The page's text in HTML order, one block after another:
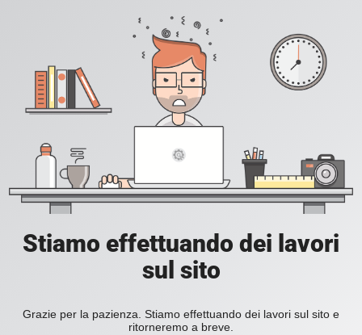
Stiamo effettuando dei lavori
sul sito
Grazie per la pazienza. Stiamo effettuando dei lavori sul sito e
ritorneremo a breve.